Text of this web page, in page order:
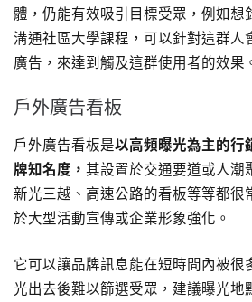
體，仍能有效吸引目標受眾，例如想
溝通社區大學課程，可以針對這群人
廣告，來達到觸及這群使用者的效果
戶外廣告看板
戶外廣告看板是以高頻曝光為主的行
牌知名度， 其設置於交通要道或人潮
新光三越、高速公路的看板等等都很
於大型活動宣傳或企業形象強化。
它可以讓品牌訊息能在短時間內被很
光出去後難以篩選受眾，建議曝光地